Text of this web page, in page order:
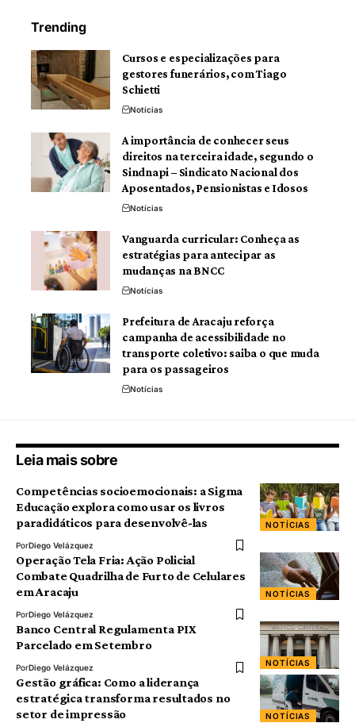
Trending
Cursos e especializações para
gestores funerários, com Tiago
Schietti
Notícias
A importância de conhecer seus
direitos na terceira idade, segundo o
Sindnapi – Sindicato Nacional dos
Aposentados, Pensionistas e Idosos
Notícias
Vanguarda curricular: Conheça as
estratégias para antecipar as
mudanças na BNCC
Notícias
Prefeitura de Aracaju reforça
campanha de acessibilidade no
transporte coletivo: saiba o que muda
para os passageiros
Notícias
Leia mais sobre
NOTÍCIAS
Competências socioemocionais: a Sigma
Educação explora como usar os livros
paradidáticos para desenvolvê-las
PorDiego Velázquez
NOTÍCIAS
Operação Tela Fria: Ação Policial
Combate Quadrilha de Furto de Celulares
em Aracaju
PorDiego Velázquez
NOTÍCIAS
Banco Central Regulamenta PIX
Parcelado em Setembro
PorDiego Velázquez
NOTÍCIAS
Gestão gráfica: Como a liderança
estratégica transforma resultados no
setor de impressão